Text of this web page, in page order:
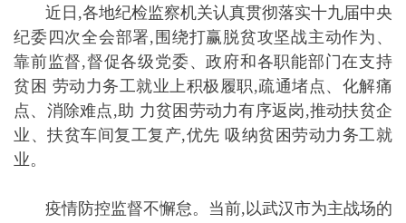
近日,各地纪检监察机关认真贯彻落实十九届中央
纪委四次全会部署,围绕打赢脱贫攻坚战主动作为、
靠前监督,督促各级党委、政府和各职能部门在支持
贫困 劳动力务工就业上积极履职,疏通堵点、化解痛
点、消除难点,助 力贫困劳动力有序返岗,推动扶贫企
业、扶贫车间复工复产,优先 吸纳贫困劳动力务工就
业。
疫情防控监督不懈怠。当前,以武汉市为主战场的